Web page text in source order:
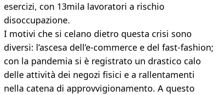
esercizi, con 13mila lavoratori a rischio
disoccupazione.
I motivi che si celano dietro questa crisi sono
diversi: l’ascesa dell’e-commerce e del fast-fashion;
con la pandemia si è registrato un drastico calo
delle attività dei negozi fisici e a rallentamenti
nella catena di approvvigionamento. A questo